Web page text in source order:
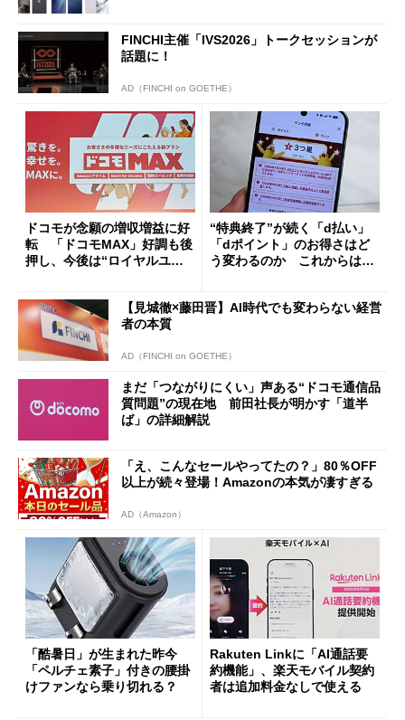
FINCHI主催「IVS2026」トークセッションが
話題に！
AD（FINCHI on GOETHE）
ドコモが念願の増収増益に好
転 「ドコモMAX」好調も後
押し、今後は“ロイヤルユー
“特典終了”が続く「d払い」
「dポイント」のお得さはど
う変わるのか これからは
【見城徹×藤田晋】AI時代でも変わらない経営
者の本質
AD（FINCHI on GOETHE）
まだ「つながりにくい」声ある“ドコモ通信品
質問題”の現在地 前田社長が明かす「道半
ば」の詳細解説
「え、こんなセールやってたの？」80％OFF
以上が続々登場！Amazonの本気が凄すぎる
AD（Amazon）
「酷暑日」が生まれた昨今
「ペルチェ素子」付きの腰掛
けファンなら乗り切れる？
Rakuten Linkに「AI通話要
約機能」、楽天モバイル契約
者は追加料金なしで使える